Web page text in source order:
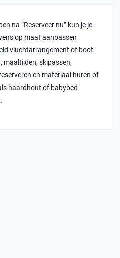
na “Reserveer nu” kun je je
op maat aanpassen
vluchtarrangement of boot
maaltijden, skipassen,
en materiaal huren of
haardhout of babybed